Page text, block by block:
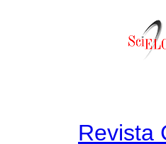
Revista